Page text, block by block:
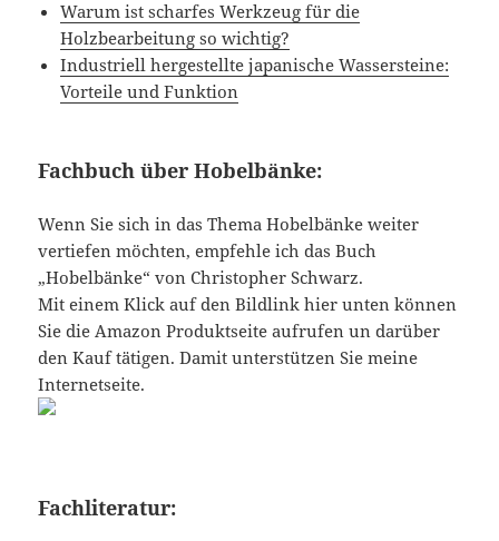
Warum ist scharfes Werkzeug für die
Holzbearbeitung so wichtig?
Industriell hergestellte japanische Wassersteine:
Vorteile und Funktion
Fachbuch über Hobelbänke:
Wenn Sie sich in das Thema Hobelbänke weiter
vertiefen möchten, empfehle ich das Buch
„Hobelbänke“ von Christopher Schwarz.
Mit einem Klick auf den Bildlink hier unten können
Sie die Amazon Produktseite aufrufen un darüber
den Kauf tätigen. Damit unterstützen Sie meine
Internetseite.
Fachliteratur: